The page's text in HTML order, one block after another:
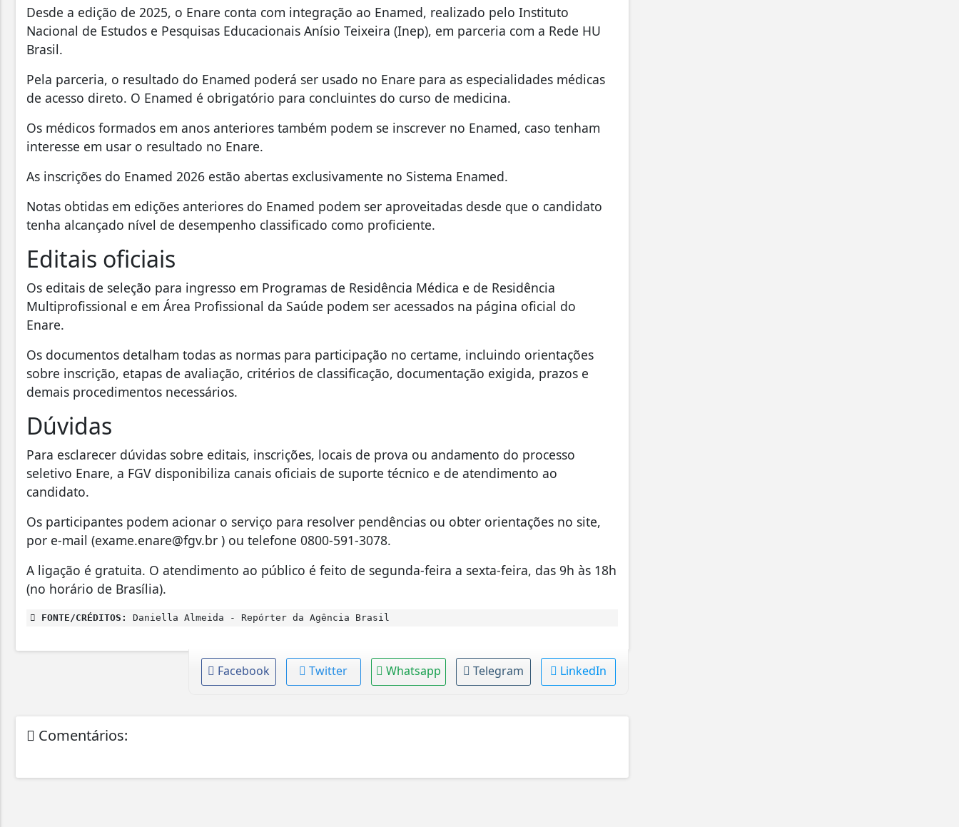
Desde a edição de 2025, o Enare conta com integração ao Enamed, realizado pelo Instituto
Nacional de Estudos e Pesquisas Educacionais Anísio Teixeira (Inep), em parceria com a Rede HU
Brasil.
Pela parceria, o resultado do Enamed poderá ser usado no Enare para as especialidades médicas
de acesso direto. O Enamed é obrigatório para concluintes do curso de medicina.
Os médicos formados em anos anteriores também podem se inscrever no Enamed, caso tenham
interesse em usar o resultado no Enare.
As inscrições do Enamed 2026 estão abertas exclusivamente no Sistema Enamed.
Notas obtidas em edições anteriores do Enamed podem ser aproveitadas desde que o candidato
tenha alcançado nível de desempenho classificado como proficiente.
Editais oficiais
Os editais de seleção para ingresso em Programas de Residência Médica e de Residência
Multiprofissional e em Área Profissional da Saúde podem ser acessados na página oficial do
Enare.
Os documentos detalham todas as normas para participação no certame, incluindo orientações
sobre inscrição, etapas de avaliação, critérios de classificação, documentação exigida, prazos e
demais procedimentos necessários.
Dúvidas
Para esclarecer dúvidas sobre editais, inscrições, locais de prova ou andamento do processo
seletivo Enare, a FGV disponibiliza canais oficiais de suporte técnico e de atendimento ao
candidato.
Os participantes podem acionar o serviço para resolver pendências ou obter orientações no site,
por e-mail (exame.enare@fgv.br ) ou telefone 0800-591-3078.
A ligação é gratuita. O atendimento ao público é feito de segunda-feira a sexta-feira, das 9h às 18h
(no horário de Brasília).
FONTE/CRÉDITOS: Daniella Almeida - Repórter da Agência Brasil
Facebook Twitter Whatsapp Telegram LinkedIn
Comentários: